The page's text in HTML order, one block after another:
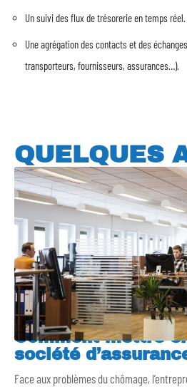
Un suivi des flux de trésorerie en temps réel.
Une agrégation des contacts et des
transporteurs, fournisseurs, assurances…).
QUELQUES
Comment mettre
société
Face aux problèmes du chômage,